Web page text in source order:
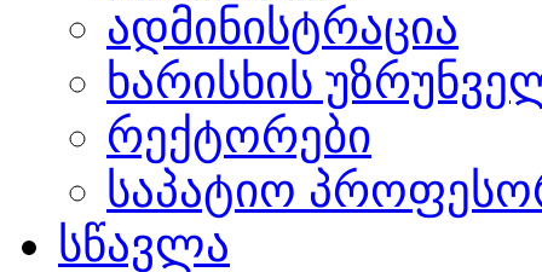
ადმინისტრაცია
ხარისხის
რექტორები
საპატიო
სწავლა